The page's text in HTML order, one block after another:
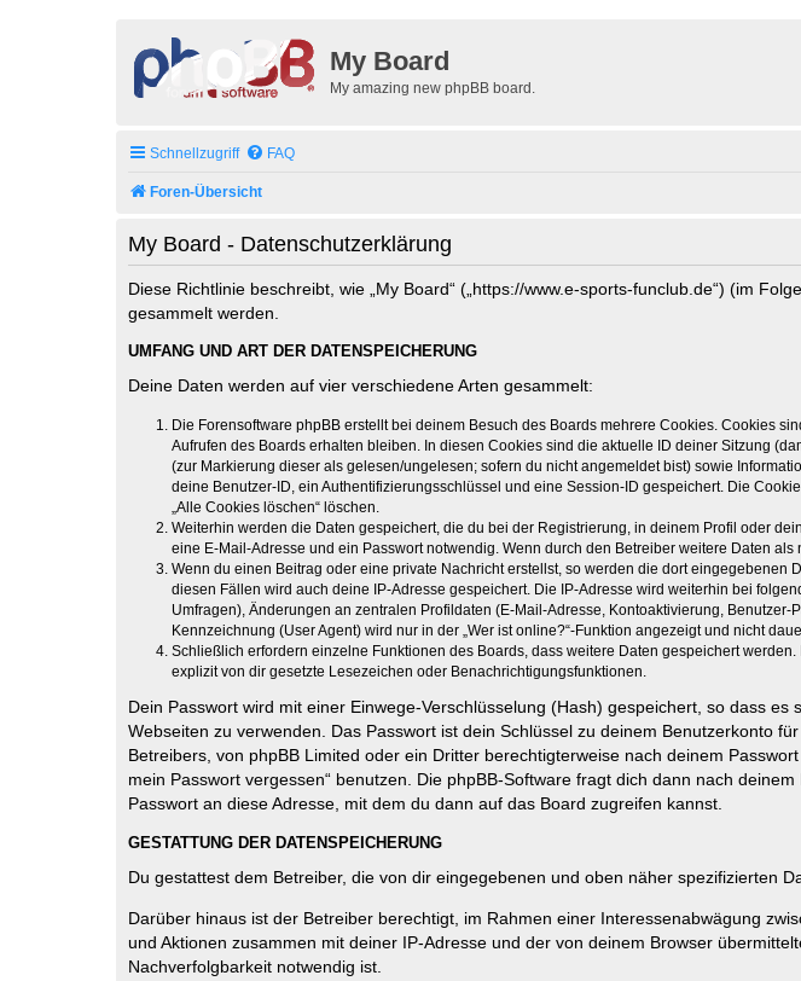
My Board
My amazing new phpBB board.
Schnellzugriff FAQ
Foren-Übersicht
My Board - Datenschutzerklärung
Diese Richtlinie beschreibt, wie „My Board“ („https://www.e-sports-funclub.de“) (im
gesammelt werden.
UMFANG UND ART DER DATENSPEICHERUNG
Deine Daten werden auf vier verschiedene Arten gesammelt:
Die Forensoftware phpBB erstellt bei deinem Besuch des Boards mehrere Cookies. Cookies
Aufrufen des Boards erhalten bleiben. In diesen Cookies sind die aktuelle ID deiner Sitzung
(zur Markierung dieser als gelesen/ungelesen; sofern du nicht angemeldet bist) sowie
deine Benutzer-ID, ein Authentifizierungsschlüssel und eine Session-ID gespeichert. Die
„Alle Cookies löschen“ löschen.
Weiterhin werden die Daten gespeichert, die du bei der Registrierung, in deinem Profil oder
eine E-Mail-Adresse und ein Passwort notwendig. Wenn durch den Betreiber weitere Daten
Wenn du einen Beitrag oder eine private Nachricht erstellst, so werden die dort
diesen Fällen wird auch deine IP-Adresse gespeichert. Die IP-Adresse wird weiterhin bei
Umfragen), Änderungen an zentralen Profildaten (E-Mail-Adresse, Kontoaktivierung,
Kennzeichnung (User Agent) wird nur in der „Wer ist online?“-Funktion angezeigt und nicht
Schließlich erfordern einzelne Funktionen des Boards, dass weitere Daten gespeichert
explizit von dir gesetzte Lesezeichen oder Benachrichtigungsfunktionen.
Dein Passwort wird mit einer Einwege-Verschlüsselung (Hash) gespeichert, so dass
Webseiten zu verwenden. Das Passwort ist dein Schlüssel zu deinem Benutzerkonto
Betreibers, von phpBB Limited oder ein Dritter berechtigterweise nach deinem
mein Passwort vergessen“ benutzen. Die phpBB-Software fragt dich dann nach
Passwort an diese Adresse, mit dem du dann auf das Board zugreifen kannst.
GESTATTUNG DER DATENSPEICHERUNG
Du gestattest dem Betreiber, die von dir eingegebenen und oben näher spezifizierten
Darüber hinaus ist der Betreiber berechtigt, im Rahmen einer Interessenabwägung
und Aktionen zusammen mit deiner IP-Adresse und der von deinem Browser
Nachverfolgbarkeit notwendig ist.